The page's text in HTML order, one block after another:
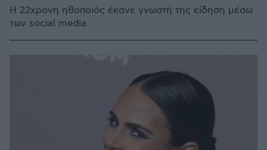
Η 22χρονη ηθοποιός έκανε γνωστή της είδηση μέσω
των social media